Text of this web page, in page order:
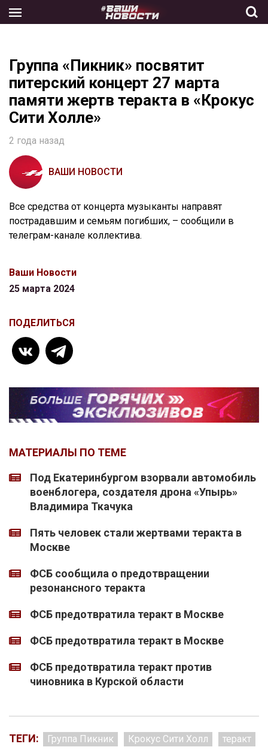
the
Группа «Пикник» посвятит
питерский концерт 27 марта
памяти жертв теракта в «Крокус
Сити Холле»
2 года назад
ВАШИ НОВОСТИ
Все средства от концерта музыканты направят
пострадавшим и семьям погибших, – сообщили в
телеграм-канале коллектива.
Ваши Новости
25 марта 2024
ПОДЕЛИТЬСЯ
МАТЕРИАЛЫ ПО ТЕМЕ
Под Екатеринбургом взорвали автомобиль
военблогера, создателя дрона «Упырь»
Владимира Ткачука
Пять человек стали жертвами теракта в
Москве
ФСБ сообщила о предотвращении
резонансного теракта
ФСБ предотвратила теракт в Москве
ФСБ предотвратила теракт в Москве
ФСБ предотвратила теракт против
чиновника в Курской области
ТЕГИ: Группа Пикник Крокус Сити Холл теракт